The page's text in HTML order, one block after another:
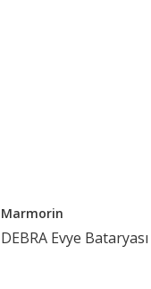
Marmorin
DEBRA Evye Bataryası